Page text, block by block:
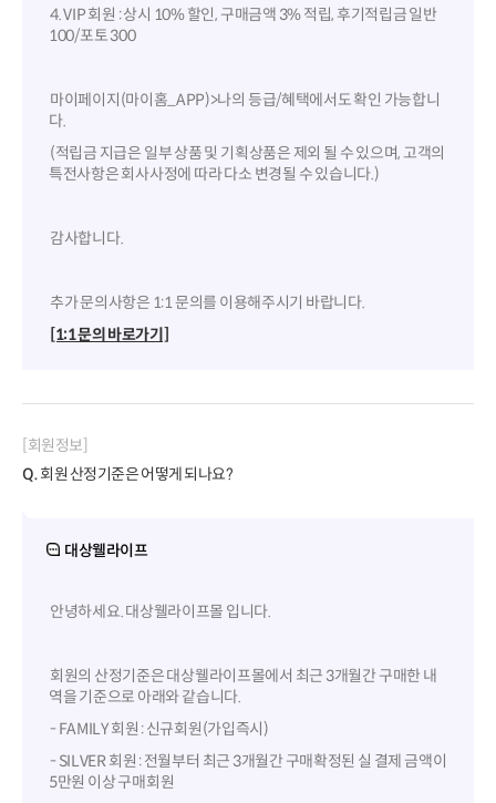
4. VIP 회원 : 상시 10% 할인, 구매금액 3% 적립, 후기적립금 일반
100/포토 300
마이페이지(마이홈_APP)>나의 등급/혜택에서도 확인 가능합니
다.
(적립금 지급은 일부 상품 및 기획상품은 제외 될 수 있으며, 고객의
특전사항은 회사사정에 따라 다소 변경될 수 있습니다.)
감사합니다.
추가 문의사항은 1:1 문의를 이용해주시기 바랍니다.
[1:1 문의 바로가기]
[회원정보]
Q.회원 산정기준은 어떻게 되나요?
대상웰라이프
안녕하세요. 대상웰라이프몰 입니다.
회원의 산정기준은 대상웰라이프몰에서 최근 3개월간 구매한 내
역을 기준으로 아래와 같습니다.
- FAMILY 회원 : 신규회원(가입즉시)
- SILVER 회원 : 전월부터 최근 3개월간 구매확정된 실 결제 금액이
5만원 이상 구매회원